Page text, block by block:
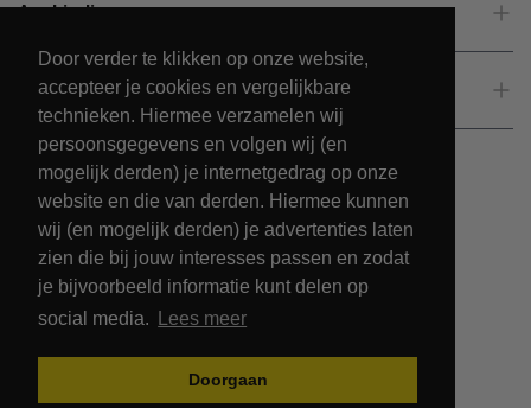
Door verder te klikken op onze website,
accepteer je cookies en vergelijkbare
technieken. Hiermee verzamelen wij
persoonsgegevens en volgen wij (en
mogelijk derden) je internetgedrag op onze
website en die van derden. Hiermee kunnen
wij (en mogelijk derden) je advertenties laten
zien die bij jouw interesses passen en zodat
je bijvoorbeeld informatie kunt delen op
social media.
Lees meer
Doorgaan
Aanbiedingen
Klantenservice
© 2026 - PetsPark.nl.